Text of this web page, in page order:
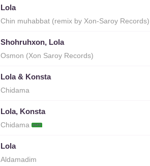
Lola
Chin muhabbat (remix by Xon-Saroy Records)
Shohruhxon, Lola
Osmon (Xon Saroy Records)
Lola & Konsta
Chidama
Lola, Konsta
Chidama
Lola
Aldamadim